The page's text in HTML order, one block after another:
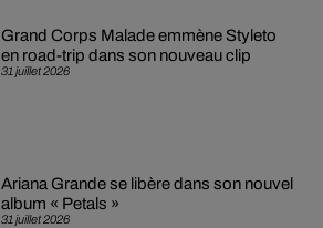
31 juillet 2026
Grand Corps Malade emmène Styleto
en road-trip dans son nouveau clip
31 juillet 2026
Ariana Grande se libère dans son nouvel
album « Petals »